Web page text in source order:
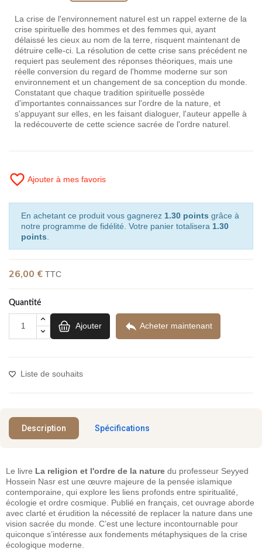
La crise de l'environnement naturel est un rappel externe de la
crise spirituelle des hommes et des femmes qui, ayant
délaissé les cieux au nom de la terre, risquent maintenant de
détruire celle-ci. La résolution de cette crise sans précédent ne
requiert pas seulement des réponses théoriques, mais une
réelle conversion du regard de l'homme moderne sur son
environnement et un changement de sa conception du monde.
Constatant que chaque tradition spirituelle possède
d'importantes connaissances sur l'ordre de la nature, et
s'appuyant sur elles, en les faisant dialoguer, l'auteur appelle à
la redécouverte de cette science sacrée de l'ordre naturel.
favorite_border Ajouter à mes favoris
En achetant ce produit vous gagnerez 1.30 points grâce à
notre programme de fidélité. Votre panier totalisera 1.30
points
26,00 € TTC
Quantité
Ajouter  Acheter maintenant
Liste de souhaits
Description Spécifications
Le livre La religion et l'ordre de la nature du professeur Seyyed
Hossein Nasr est une œuvre majeure de la pensée islamique
contemporaine, qui explore les liens profonds entre spiritualité,
écologie et ordre cosmique. Publié en français, cet ouvrage aborde
avec clarté et érudition la nécessité de replacer la nature dans une
vision sacrée du monde. C’est une lecture incontournable pour
quiconque s’intéresse aux fondements métaphysiques de la crise
écologique moderne.